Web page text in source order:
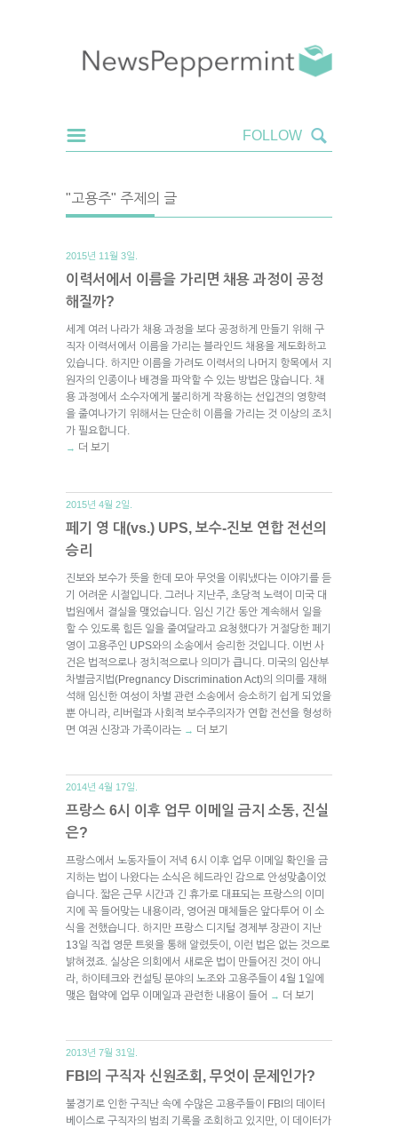
"고용주" 주제의 글
2015년 11월 3일.
이력서에서 이름을 가리면 채용 과정이 공정
해질까?
세계 여러 나라가 채용 과정을 보다 공정하게 만들기 위해 구
직자 이력서에서 이름을 가리는 블라인드 채용을 제도화하고
있습니다. 하지만 이름을 가려도 이력서의 나머지 항목에서 지
원자의 인종이나 배경을 파악할 수 있는 방법은 많습니다. 채
용 과정에서 소수자에게 불리하게 작용하는 선입견의 영향력
을 줄여나가기 위해서는 단순히 이름을 가리는 것 이상의 조치
가 필요합니다.
→ 더 보기
2015년 4월 2일.
페기 영 대(vs.) UPS, 보수-진보 연합 전선의
승리
진보와 보수가 뜻을 한데 모아 무엇을 이뤄냈다는 이야기를 듣
기 어려운 시절입니다. 그러나 지난주, 초당적 노력이 미국 대
법원에서 결실을 맺었습니다. 임신 기간 동안 계속해서 일을
할 수 있도록 힘든 일을 줄여달라고 요청했다가 거절당한 페기
영이 고용주인 UPS와의 소송에서 승리한 것입니다. 이번 사
건은 법적으로나 정치적으로나 의미가 큽니다. 미국의 임산부
차별금지법(Pregnancy Discrimination Act)의 의미를 재해
석해 임신한 여성이 차별 관련 소송에서 승소하기 쉽게 되었을
뿐 아니라, 리버럴과 사회적 보수주의자가 연합 전선을 형성하
면 여권 신장과 가족이라는 → 더 보기
2014년 4월 17일.
프랑스 6시 이후 업무 이메일 금지 소동, 진실
은?
프랑스에서 노동자들이 저녁 6시 이후 업무 이메일 확인을 금
지하는 법이 나왔다는 소식은 헤드라인 감으로 안성맞춤이었
습니다. 짧은 근무 시간과 긴 휴가로 대표되는 프랑스의 이미
지에 꼭 들어맞는 내용이라, 영어권 매체들은 앞다투어 이 소
식을 전했습니다. 하지만 프랑스 디지털 경제부 장관이 지난
13일 직접 영문 트윗을 통해 알렸듯이, 이런 법은 없는 것으로
밝혀졌죠. 실상은 의회에서 새로운 법이 만들어진 것이 아니
라, 하이테크와 컨설팅 분야의 노조와 고용주들이 4월 1일에
맺은 협약에 업무 이메일과 관련한 내용이 들어 → 더 보기
2013년 7월 31일.
FBI의 구직자 신원조회, 무엇이 문제인가?
불경기로 인한 구직난 속에 수많은 고용주들이 FBI의 데이터
베이스로 구직자의 범죄 기록을 조회하고 있지만, 이 데이터가